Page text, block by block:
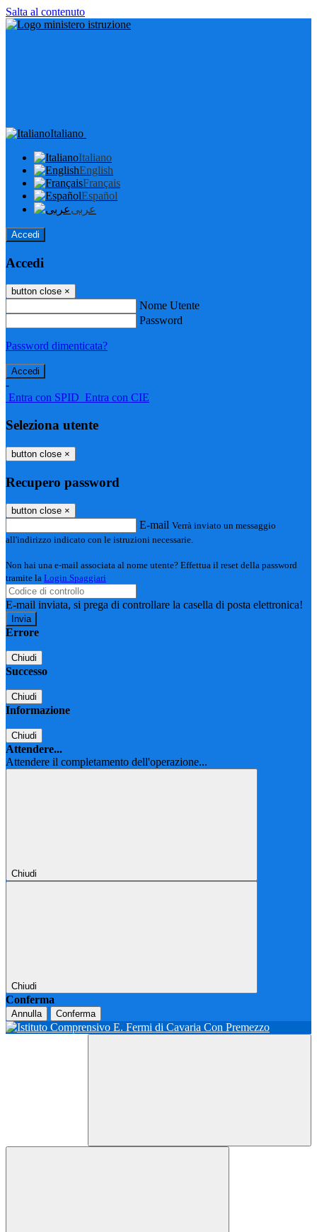
Salta al contenuto
Italiano
Italiano
English
Français
Español
عربى
Accedi
Accedi
button close ×
Nome Utente
Password
Password dimenticata?
-
Entra con SPID Entra con CIE
Seleziona utente
button close ×
Recupero password
button close ×
E-mail Verrà inviato un messaggio
all'indirizzo indicato con le istruzioni necessarie.
Non hai una e-mail associata al nome utente? Effettua il reset della password
tramite la Login Spaggiari
E-mail inviata, si prega di controllare la casella di posta elettronica!
Errore
Chiudi
Successo
Chiudi
Informazione
Chiudi
Attendere...
Attendere il completamento dell'operazione...
Chiudi
Chiudi
Conferma
Annulla Conferma